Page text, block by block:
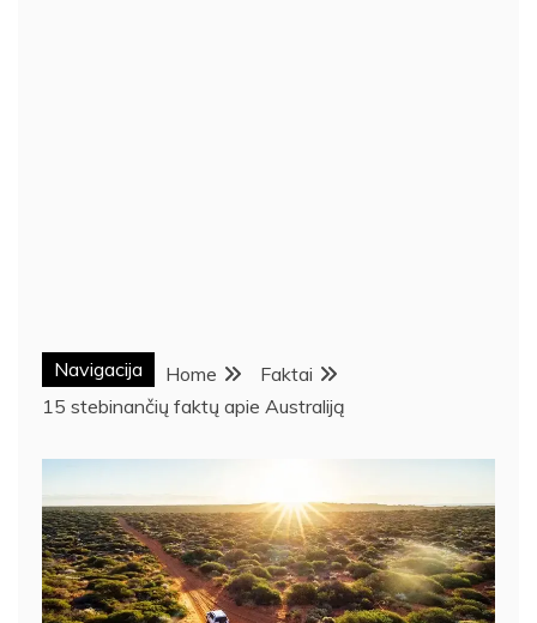
Navigacija Home
Faktai
15 stebinančių faktų apie Australiją